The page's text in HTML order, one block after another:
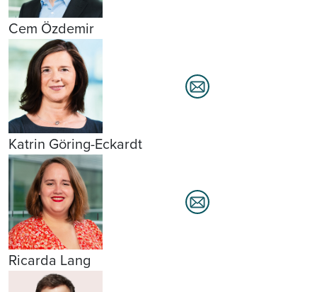
Cem Özdemir
Katrin Göring-Eckardt
Ricarda Lang